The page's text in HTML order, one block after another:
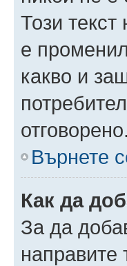
Този
е
какво и
отговорено.
Върнете
Как да
За да